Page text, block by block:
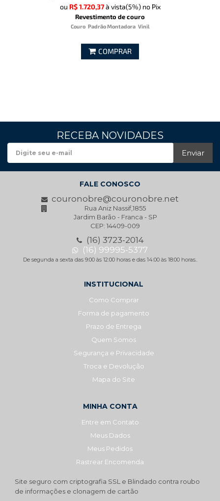
ou R$ 1.720,37à vista(5%)no Pix
Revestimento de couro
Couro Padrão Montadora Vinil
COMPRAR
RECEBA NOVIDADES
Enviar
INSTITUCIONAL
Como Comprar
Forma de pagamento
Prazo de Entrega
Quem Somos
Segurança e Privacidade
Troca e Devolução
Mapa do Site
MINHA CONTA
Entre em Contato
Meus Dados
Meus Pedidos
Rastrear Encomenda
FALE CONOSCO
couronobre@couronobre.net
Rua Aniz Nassif,1855
Jardim Barão - Franca - SP
CEP: 14409-009
(16) 3723-2014
(16) 99995-5377
De segunda a sexta das 9:00 às 12:00 horas e das 14:00 às 18:00 horas..
Site seguro com criptografia SSL e Blindado contra roubo
de informações e clonagem de cartão